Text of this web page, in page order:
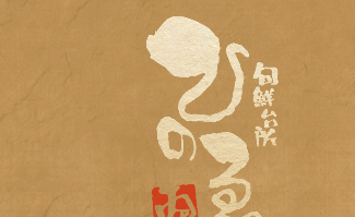
ある居酒
台所ひのゑ（ひのえ）」。
季節で変わるおすすめメ